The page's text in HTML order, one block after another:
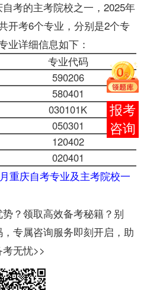
自考的主考院校之一，2025年
开考6个专业，分别是2个专
业详细信息如下：
专业代码
590206
580401
030101K
050301
120402
020401
重庆自考专业及主考院校一
？领取高效备考秘籍？别
专属咨询服务即刻开启，助
无忧>>
报考
咨询